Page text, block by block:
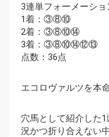
3連単フォーメーショ
1着：③⑧⑩
2着：③⑧⑩⑭
3着：③⑧⑩⑭⑫⑬
点数：36点
エコロヴァルツを本
穴馬として紹介した
況かつ折り合えない